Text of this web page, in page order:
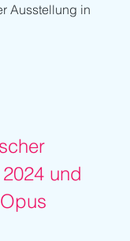
Ausstellung in
und